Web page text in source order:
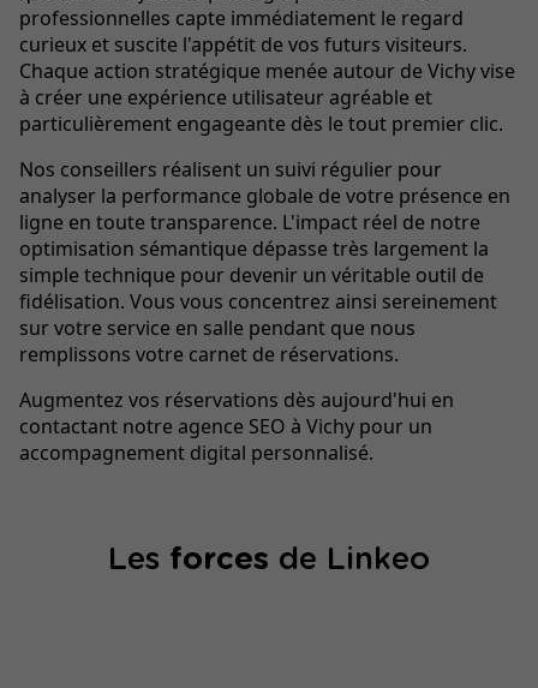
professionnelles capte immédiatement le regard
curieux et suscite l'appétit de vos futurs visiteurs.
Chaque action stratégique menée autour de Vichy vise
à créer une expérience utilisateur agréable et
particulièrement engageante dès le tout premier clic.
Nos conseillers réalisent un suivi régulier pour
analyser la performance globale de votre présence en
ligne en toute transparence. L'impact réel de notre
optimisation sémantique dépasse très largement la
simple technique pour devenir un véritable outil de
fidélisation. Vous vous concentrez ainsi sereinement
sur votre service en salle pendant que nous
remplissons votre carnet de réservations.
Augmentez vos réservations dès aujourd'hui en
contactant notre agence SEO à Vichy pour un
accompagnement digital personnalisé.
Les forces de Linkeo